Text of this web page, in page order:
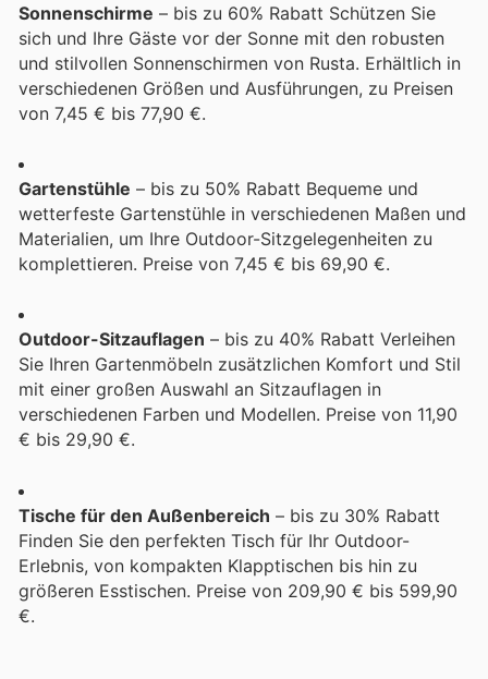
Sonnenschirme – bis zu 60% Rabatt Schützen Sie
sich und Ihre Gäste vor der Sonne mit den robusten
und stilvollen Sonnenschirmen von Rusta. Erhältlich in
verschiedenen Größen und Ausführungen, zu Preisen
von 7,45 € bis 77,90 €.
Gartenstühle – bis zu 50% Rabatt Bequeme und
wetterfeste Gartenstühle in verschiedenen Maßen und
Materialien, um Ihre Outdoor-Sitzgelegenheiten zu
komplettieren. Preise von 7,45 € bis 69,90 €.
Outdoor-Sitzauflagen – bis zu 40% Rabatt Verleihen
Sie Ihren Gartenmöbeln zusätzlichen Komfort und Stil
mit einer großen Auswahl an Sitzauflagen in
verschiedenen Farben und Modellen. Preise von 11,90
€ bis 29,90 €.
Tische für den Außenbereich – bis zu 30% Rabatt
Finden Sie den perfekten Tisch für Ihr Outdoor-
Erlebnis, von kompakten Klapptischen bis hin zu
größeren Esstischen. Preise von 209,90 € bis 599,90
€.